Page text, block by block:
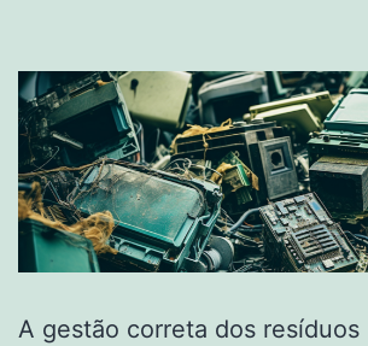
A gestão correta dos resíduos